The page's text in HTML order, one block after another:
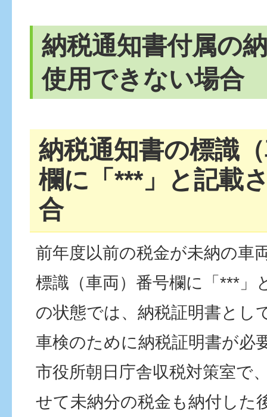
納税通知書付属の
使用できない場合
納税通知書の標識
欄に「***」と記載
合
前年度以前の税金が未納の車
標識（車両）番号欄に「***」
の状態では、納税証明書とし
車検のために納税証明書が必
市役所朝日庁舎収税対策室で
せて未納分の税金も納付した